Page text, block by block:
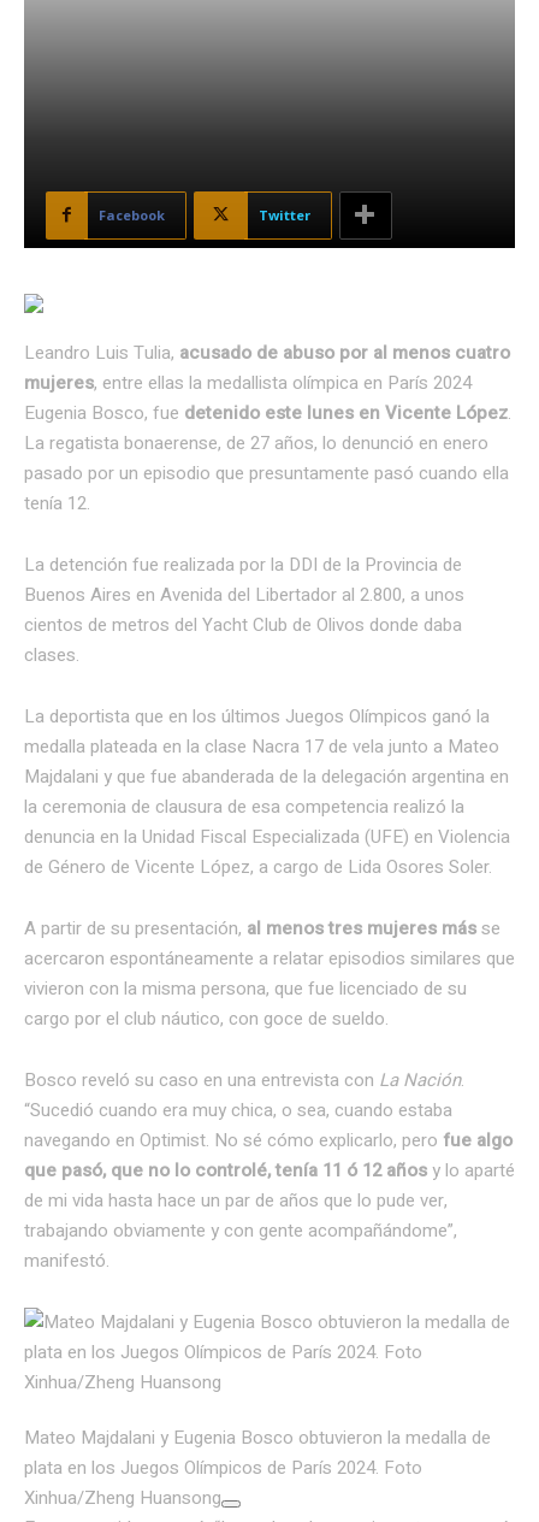
Facebook Twitter
Leandro Luis Tulia, acusado de abuso por al menos cuatro
mujeres, entre ellas la medallista olímpica en París 2024
Eugenia Bosco, fue detenido este lunes en Vicente López.
La regatista bonaerense, de 27 años, lo denunció en enero
pasado por un episodio que presuntamente pasó cuando ella
tenía 12.
La detención fue realizada por la DDI de la Provincia de
Buenos Aires en Avenida del Libertador al 2.800, a unos
cientos de metros del Yacht Club de Olivos donde daba
clases.
La deportista que en los últimos Juegos Olímpicos ganó la
medalla plateada en la clase Nacra 17 de vela junto a Mateo
Majdalani y que fue abanderada de la delegación argentina en
la ceremonia de clausura de esa competencia realizó la
denuncia en la Unidad Fiscal Especializada (UFE) en Violencia
de Género de Vicente López, a cargo de Lida Osores Soler.
A partir de su presentación, al menos tres mujeres másse
acercaron espontáneamente a relatar episodios similares que
vivieron con la misma persona, que fue licenciado de su
cargo por el club náutico, con goce de sueldo.
Bosco reveló su caso en una entrevista con La Nación.
“Sucedió cuando era muy chica, o sea, cuando estaba
navegando en Optimist. No sé cómo explicarlo, pero fue algo
que pasó, que no lo controlé, tenía 11 ó 12 añosy lo aparté
de mi vida hasta hace un par de años que lo pude ver,
trabajando obviamente y con gente acompañándome”,
manifestó.
Mateo Majdalani y Eugenia Bosco obtuvieron la medalla de
plata en los Juegos Olímpicos de París 2024. Foto
Xinhua/Zheng Huansong